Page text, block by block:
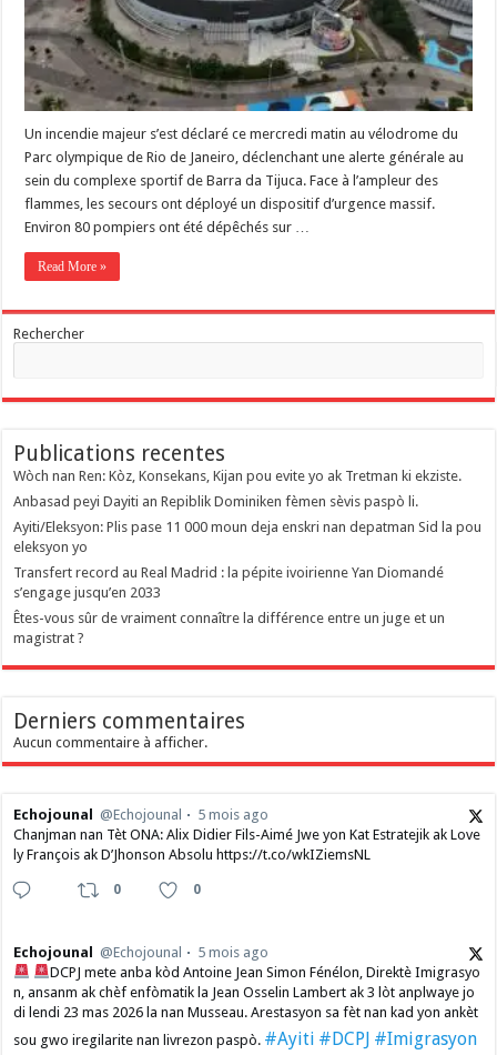
Un incendie majeur s’est déclaré ce mercredi matin au vélodrome du
Parc olympique de Rio de Janeiro, déclenchant une alerte générale au
sein du complexe sportif de Barra da Tijuca. Face à l’ampleur des
flammes, les secours ont déployé un dispositif d’urgence massif.
Environ 80 pompiers ont été dépêchés sur …
Read More »
Rechercher
Publications recentes
Wòch nan Ren: Kòz, Konsekans, Kijan pou evite yo ak Tretman ki ekziste.
Anbasad peyi Dayiti an Repiblik Dominiken fèmen sèvis paspò li.
Ayiti/Eleksyon: Plis pase 11 000 moun deja enskri nan depatman Sid la pou
eleksyon yo
Transfert record au Real Madrid : la pépite ivoirienne Yan Diomandé
s’engage jusqu’en 2033
Êtes-vous sûr de vraiment connaître la différence entre un juge et un
magistrat ?
Derniers commentaires
Aucun commentaire à afficher.
Echojounal @Echojounal
5 mois ago
Chanjman nan Tèt ONA: Alix Didier Fils-Aimé Jwe yon Kat Estratejik ak Love
ly François ak D’Jhonson Absolu https://t.co/wkIZiemsNL
0 0
Echojounal @Echojounal
5 mois ago
DCPJ mete anba kòd Antoine Jean Simon Fénélon, Direktè Imigrasyo
n, ansanm ak chèf enfòmatik la Jean Osselin Lambert ak 3 lòt anplwaye jo
di lendi 23 mas 2026 la nan Musseau. Arestasyon sa fèt nan kad yon ankèt
sou gwo iregilarite nan livrezon paspò. #Ayiti #DCPJ #Imigrasyon